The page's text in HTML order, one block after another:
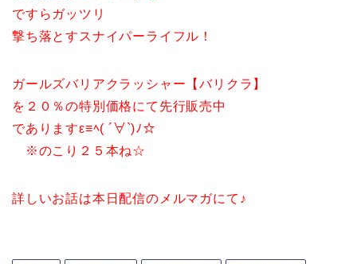
ですらガッツリ
撃ち落とすスナイパーライフル！
ガールズバリアクラッシャー【バリクラ】
を２０％の特別価格にて先行販売中
でありますε≡ﾍ( ´∀`)ﾉ☆
※のこり２５本ね☆
詳しいお話は本日配信のメルマガにて♪